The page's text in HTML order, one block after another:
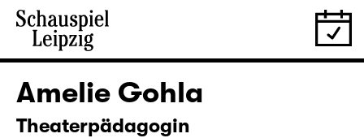
Amelie Gohla
Theaterpädagogin